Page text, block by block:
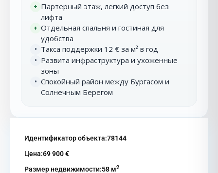
+ Партерный этаж, легкий доступ без
лифта
+ Отдельная спальня и гостиная для
удобства
• Такса поддержки 12 € за м² в год
• Развита инфраструктура и ухоженные
зоны
• Спокойный район между Бургасом и
Солнечным Берегом
Идентификатор объекта:78144
Цена:69 900 €
Размер недвижимости:58 м2